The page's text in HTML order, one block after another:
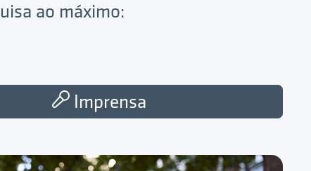
ao máximo:
Imprensa